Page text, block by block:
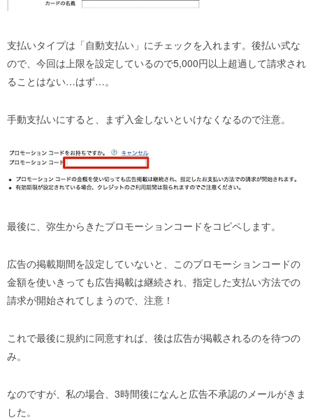
支払いタイプは「自動支払い」にチェックを入れます。後払い式な
ので、今回は上限を設定しているので5,000円以上超過して請求され
ることはない…はず…。
手動支払いにすると、まず入金しないといけなくなるので注意。
最後に、弥生からきたプロモーションコードをコピペします。
広告の掲載期間を設定していないと、このプロモーションコードの
金額を使いきっても広告掲載は継続され、指定した支払い方法での
請求が開始されてしまうので、注意！
これで最後に規約に同意すれば、後は広告が掲載されるのを待つの
み。
なのですが、私の場合、3時間後になんと広告不承認のメールがきま
した。